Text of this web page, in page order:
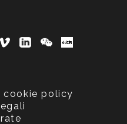
cookie policy